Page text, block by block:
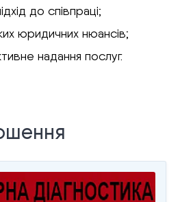
до співпраці;
юридичних нюансів;
надання послуг.